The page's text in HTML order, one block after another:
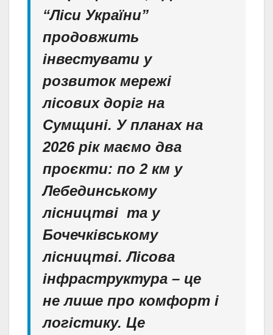
“Ліси України”
продовжить
інвестувати у
розвиток мережі
лісових доріг на
Сумщині. У планах на
2026 рік маємо два
проєкти: по 2 км у
Лебединському
лісництві та у
Бочечківському
лісництві. Лісова
інфраструктура – це
не лише про комфорт і
логістику. Це